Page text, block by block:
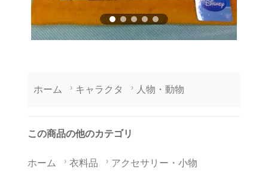
ホーム キャラクタ 人物・動物
この商品の他のカテゴリ
ホーム 衣料品 アクセサリー・小物